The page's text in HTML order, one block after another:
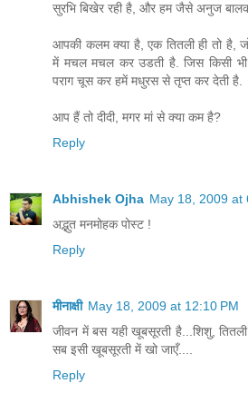
सुरभि बिखेर रही है, और हम जैसे अनुज
आपकी कलम क्या है, एक तितली ही तो है,
में मचल मचल कर उडती है. जिस किसी भी
पराग चूस कर हमें मधुरस से तृप्त कर देती है.
आप हैं तो दीदी, मगर मां से क्या कम है?
Reply
Abhishek Ojha May 18, 2009 at
अद्भुत मनमोहक पोस्ट !
Reply
मीनाक्षी May 18, 2009 at 12:10 PM
जीवन में बस यही खूबसूरती है...शिशु,
सब इसी खूबसूरती में खो जाएँ....
Reply